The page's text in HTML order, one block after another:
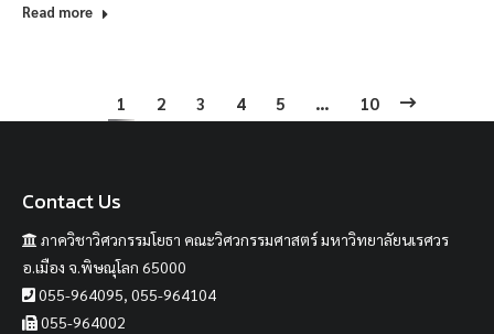
Read more
1 2 3 4 5 … 10
Contact Us
ภาควิชาวิศวกรรมโยธา คณะวิศวกรรมศาสตร์ มหาวิทยาลัยนเรศวร
อ.เมือง จ.พิษณุโลก 65000
055-964095, 055-964104
055-964002